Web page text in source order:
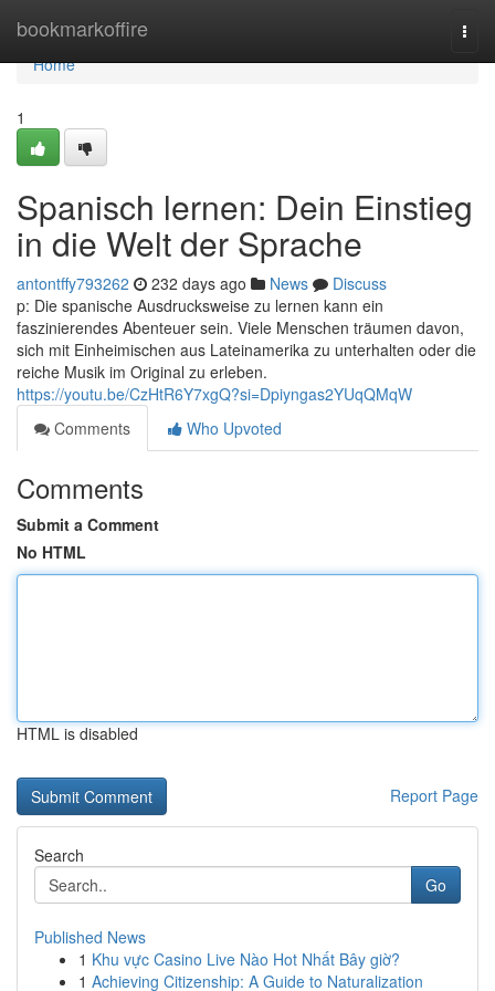
bookmarkoffire
Home
Home
1
Spanisch lernen: Dein Einstieg
in die Welt der Sprache
antontffy793262 232 days ago News
Discuss
p: Die spanische Ausdrucksweise zu lernen kann ein
faszinierendes Abenteuer sein. Viele Menschen träumen davon,
sich mit Einheimischen aus Lateinamerika zu unterhalten oder die
reiche Musik im Original zu erleben.
https://youtu.be/CzHtR6Y7xgQ?si=Dpiyngas2YUqQMqW
Comments
Who Upvoted
Comments
Submit a Comment
No HTML
HTML is disabled
Report Page
Search
Go
Published News
1 Khu vực Casino Live Nào Hot Nhất Bây giờ?
1 Achieving Citizenship: A Guide to Naturalization